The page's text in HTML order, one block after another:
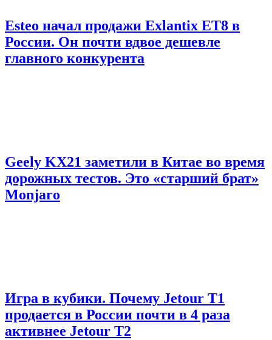
Esteo начал продажи Exlantix ET8 в
России. Он почти вдвое дешевле
главного конкурента
Geely KX21 заметили в Китае во время
дорожных тестов. Это «старший брат»
Monjaro
Игра в кубики. Почему Jetour T1
продается в России почти в 4 раза
активнее Jetour T2